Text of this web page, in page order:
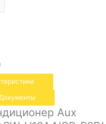
Документы
Aux